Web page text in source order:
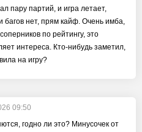
пару партий, и игра летает,
багов нет, прям кайф. Очень имба,
по рейтингу, это
интереса. Кто-нибудь заметил,
на игру?
09:50
годно ли это? Минусочек от